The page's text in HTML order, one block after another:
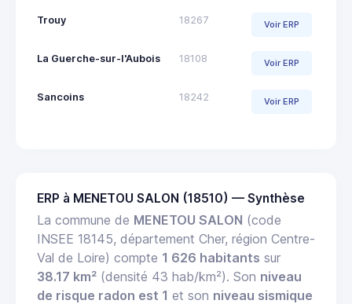
Trouy 18267 Voir ERP
La Guerche-sur-l'Aubois 18108 Voir ERP
Sancoins 18242 Voir ERP
ERP à MENETOU SALON (18510) — Synthèse
La commune de MENETOU SALON (code
INSEE 18145, département Cher, région Centre-
Val de Loire) compte 1 626 habitants sur
38.17 km² (densité 43 hab/km²). Son niveau
de risque radon est 1 et son niveau sismique